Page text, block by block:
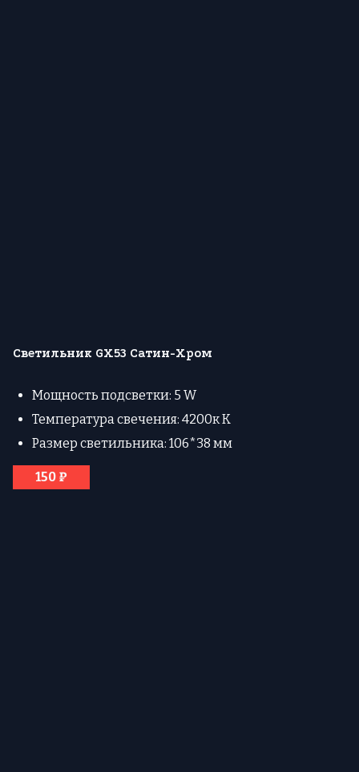
Светильник GX53 Сатин-Хром
Мощность подсветки: 5 W
Температура свечения: 4200к К
Размер светильника: 106*38 мм
150 ₽